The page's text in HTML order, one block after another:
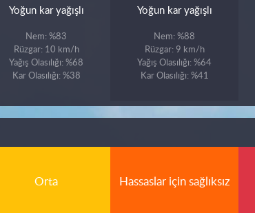
Yoğun kar yağışlı
Nem: %83
Rüzgar: 10 km/h
Yağış Olasılığı: %68
Kar Olasılığı: %38
Yoğun kar yağışlı
Nem: %88
Rüzgar: 9 km/h
Yağış Olasılığı: %64
Kar Olasılığı: %41
Orta Hassaslar için sağlıksız